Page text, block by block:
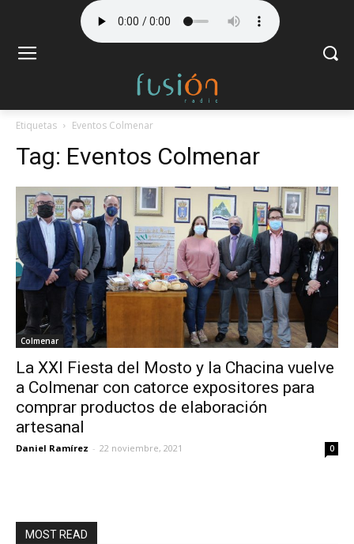
Etiquetas Eventos Colmenar
Tag: Eventos Colmenar
Colmenar
La XXI Fiesta del Mosto y la Chacina vuelve
a Colmenar con catorce expositores para
comprar productos de elaboración
artesanal
Daniel Ramírez - 22 noviembre, 2021 0
MOST READ